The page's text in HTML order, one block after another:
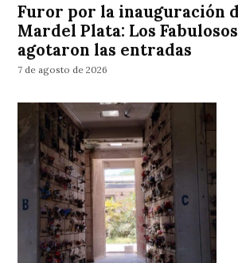
Furor por la inauguración
Mardel Plata: Los
agotaron las entradas
7 de agosto de 2026